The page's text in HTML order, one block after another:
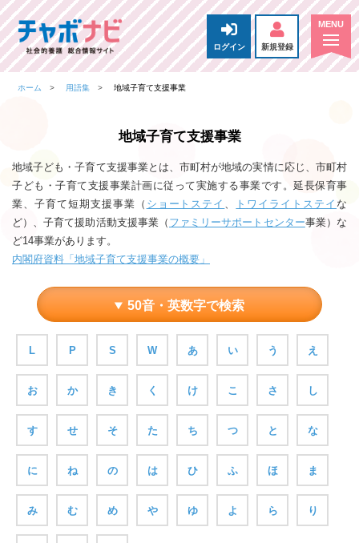
ログイン 新規登録
ホーム 用語集 地域子育て支援事業
地域子育て支援事業
地域子ども・子育て支援事業とは、市町村が地域の実情に応じ、市町村
子ども・子育て支援事業計画に従って実施する事業です。延長保育事
業、子育て短期支援事業（ ショートステイ 、 トワイライトステイ な
ど）、子育て援助活動支援事業（ ファミリーサポートセンター事業）な
ど14事業があります。
内閣府資料「地域子育て支援事業の概要」
50音・英数字で検索
L P S W あ い う え
お か き く け こ さ し
す せ そ た ち つ と な
に ね の は ひ ふ ほ ま
み む め や ゆ よ ら り